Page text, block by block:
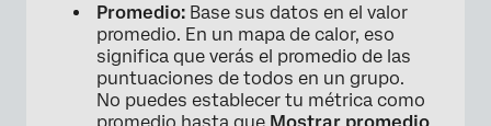
Promedio: Base sus datos en el valor
promedio. En un mapa de calor, eso
significa que verás el promedio de las
puntuaciones de todos en un grupo.
No puedes establecer tu métrica como